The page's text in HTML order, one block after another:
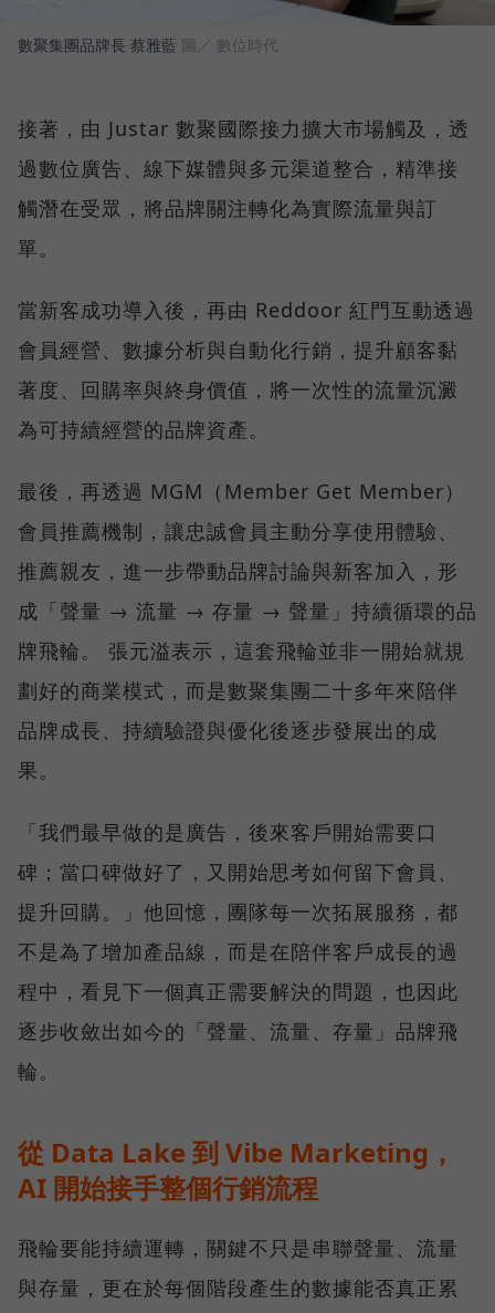
數聚集團品牌長 蔡雅藍 圖／ 數位時代
接著，由 Justar 數聚國際接力擴大市場觸及，透
過數位廣告、線下媒體與多元渠道整合，精準接
觸潛在受眾，將品牌關注轉化為實際流量與訂
單。
當新客成功導入後，再由 Reddoor 紅門互動透過
會員經營、數據分析與自動化行銷，提升顧客黏
著度、回購率與終身價值，將一次性的流量沉澱
為可持續經營的品牌資產。
最後，再透過 MGM（Member Get Member）
會員推薦機制，讓忠誠會員主動分享使用體驗、
推薦親友，進一步帶動品牌討論與新客加入，形
成「聲量 → 流量 → 存量 → 聲量」持續循環的品
牌飛輪。 張元溢表示，這套飛輪並非一開始就規
劃好的商業模式，而是數聚集團二十多年來陪伴
品牌成長、持續驗證與優化後逐步發展出的成
果。
「我們最早做的是廣告，後來客戶開始需要口
碑；當口碑做好了，又開始思考如何留下會員、
提升回購。」他回憶，團隊每一次拓展服務，都
不是為了增加產品線，而是在陪伴客戶成長的過
程中，看見下一個真正需要解決的問題，也因此
逐步收斂出如今的「聲量、流量、存量」品牌飛
輪。
從 Data Lake 到 Vibe Marketing，
AI 開始接手整個行銷流程
飛輪要能持續運轉，關鍵不只是串聯聲量、流量
與存量，更在於每個階段產生的數據能否真正累